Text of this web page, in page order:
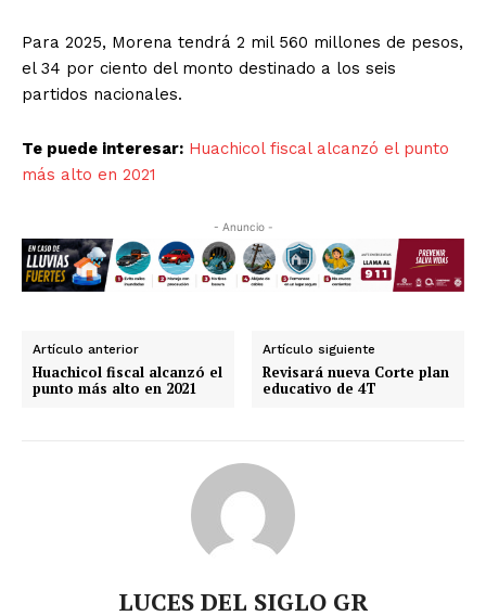
Luces
Para 2025, Morena tendrá 2 mil 560 millones de pesos,
el 34 por ciento del monto destinado a los seis
partidos nacionales.
Te puede interesar: Huachicol fiscal alcanzó el punto
más alto en 2021
- Anuncio -
Artículo anterior
Huachicol fiscal alcanzó el
punto más alto en 2021
Artículo siguiente
Revisará nueva Corte plan
educativo de 4T
LUCES DEL SIGLO GR